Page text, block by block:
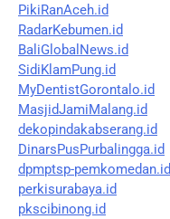
PikiRanAceh.id
RadarKebumen.id
BaliGlobalNews.id
SidiKlamPung.id
MyDentistGorontalo.id
MasjidJamiMalang.id
dekopindakabserang.id
DinarsPusPurbalingga.id
dpmptsp-pemkomedan.id
perkisurabaya.id
pkscibinong.id